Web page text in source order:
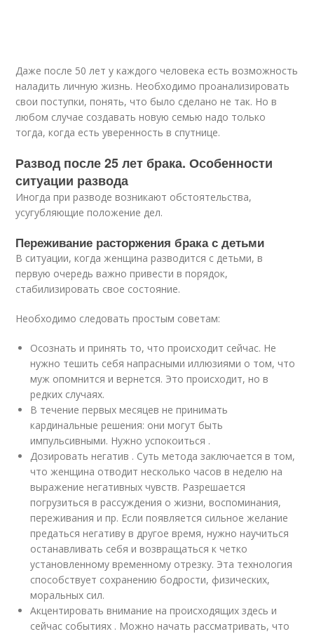
Даже после 50 лет у каждого человека есть возможность
наладить личную жизнь. Необходимо проанализировать
свои поступки, понять, что было сделано не так. Но в
любом случае создавать новую семью надо только
тогда, когда есть уверенность в спутнице.
Развод после 25 лет брака. Особенности
ситуации развода
Иногда при разводе возникают обстоятельства,
усугубляющие положение дел.
Переживание расторжения брака с детьми
В ситуации, когда женщина разводится с детьми, в
первую очередь важно привести в порядок,
стабилизировать свое состояние.
Необходимо следовать простым советам:
Осознать и принять то, что происходит сейчас. Не
нужно тешить себя напрасными иллюзиями о том, что
муж опомнится и вернется. Это происходит, но в
редких случаях.
В течение первых месяцев не принимать
кардинальные решения: они могут быть
импульсивными. Нужно успокоиться .
Дозировать негатив . Суть метода заключается в том,
что женщина отводит несколько часов в неделю на
выражение негативных чувств. Разрешается
погрузиться в рассуждения о жизни, воспоминания,
переживания и пр. Если появляется сильное желание
предаться негативу в другое время, нужно научиться
останавливать себя и возвращаться к четко
установленному временному отрезку. Эта технология
способствует сохранению бодрости, физических,
моральных сил.
Акцентировать внимание на происходящих здесь и
сейчас событиях . Можно начать рассматривать, что